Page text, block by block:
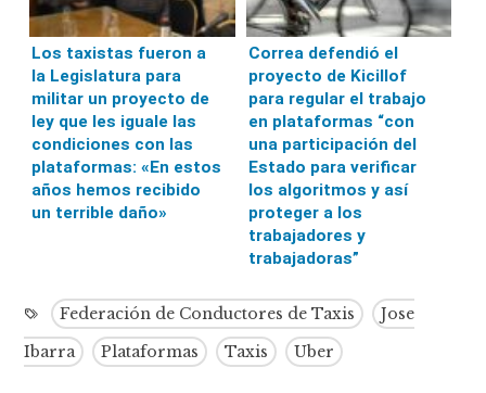
Los taxistas fueron a
la Legislatura para
militar un proyecto de
ley que les iguale las
condiciones con las
plataformas: «En estos
años hemos recibido
un terrible daño»
Correa defendió el
proyecto de Kicillof
para regular el trabajo
en plataformas “con
una participación del
Estado para verificar
los algoritmos y así
proteger a los
trabajadores y
trabajadoras”
Federación de Conductores de Taxis
Jose
Ibarra
Plataformas Taxis Uber